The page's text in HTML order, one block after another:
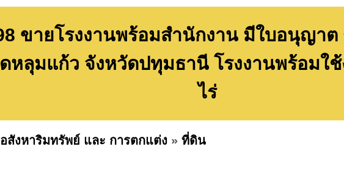
ขายโรงงานพร้อมสำนักงาน มีใบอนุญาต
หลุมแก้ว จังหวัดปทุมธานี โรงงานพร้อมใ
ไร่
สังหาริมทรัพย์ และ การตกแต่ง » ที่ดิน